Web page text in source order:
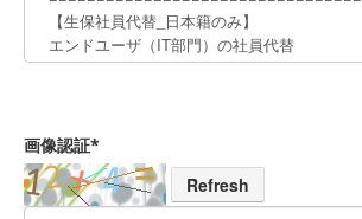
画像認証*
Refresh